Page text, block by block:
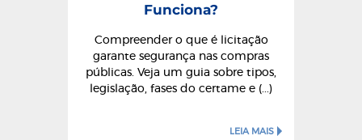
Funciona?
Compreender o que é licitação
garante segurança nas compras
públicas. Veja um guia sobre tipos,
legislação, fases do certame e (...)
LEIA MAIS